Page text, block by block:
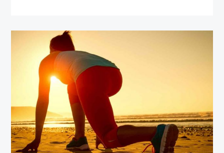
正
種
類
と
問
題
点